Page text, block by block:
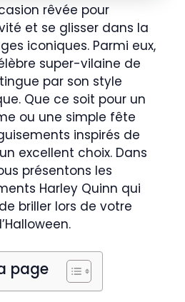
rêvée pour
et se glisser dans la
iconiques. Parmi eux,
super-vilaine de
par son style
Que ce soit pour un
ou une simple fête
inspirés de
excellent choix. Dans
présentons les
Harley Quinn qui
briller lors de votre
page